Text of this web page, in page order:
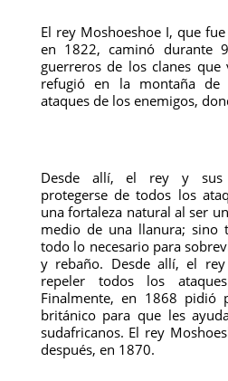
El rey Moshoeshoe I, que
en 1822, caminó durante
guerreros de los clanes
refugió en la montaña de
ataques de los enemigos,
Desde allí, el rey y sus
protegerse de todos los
una fortaleza natural al ser
medio de una llanura; sino
todo lo necesario para
y rebaño. Desde allí, el
repeler todos los
Finalmente, en 1868 pidió
británico para que les
sudafricanos. El rey
después, en 1870.